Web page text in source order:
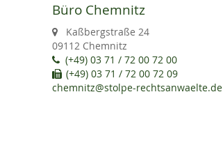
Büro Chemnitz
Kaßbergstraße 24
09112 Chemnitz
(+49) 03 71 / 72 00 72 00
(+49) 03 71 / 72 00 72 09
chemnitz@stolpe-rechtsanwaelte.de